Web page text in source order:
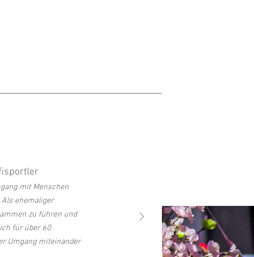
mit Menschen
ehemaliger
zu führen und
für über 60
Umgang miteinander